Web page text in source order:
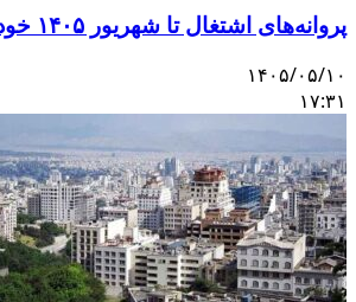
پروانه‌های اشتغال تا شهریور ۱۴۰۵ خودکار تمدید شد
۱۴۰۵/۰۵/۱۰
۱۷:۳۱